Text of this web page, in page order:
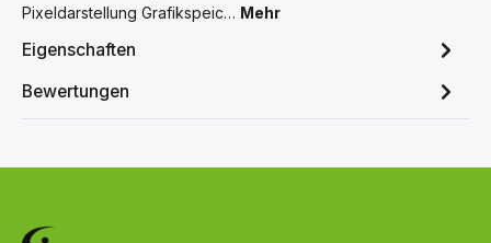
Pixeldarstellung Grafikspeic… Mehr
Eigenschaften
Bewertungen